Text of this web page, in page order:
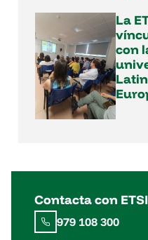
La
con
Contacta con
979 108 300